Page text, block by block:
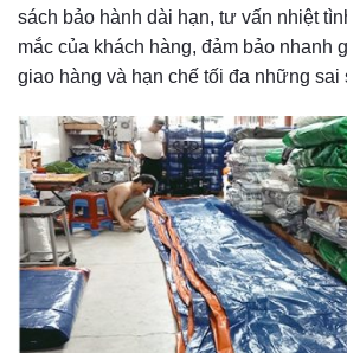
sách bảo hành dài hạn, tư vấn nhiệt
mắc của khách hàng, đảm bảo nhanh
giao hàng và hạn chế tối đa những sai